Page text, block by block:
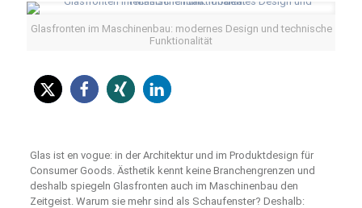
Glasfronten im Maschinenbau: modernes Design und technische
Funktionalität
Glas ist en vogue: in der Architektur und im Produktdesign für
Consumer Goods. Ästhetik kennt keine Branchengrenzen und
deshalb spiegeln Glasfronten auch im Maschinenbau den
Zeitgeist. Warum sie mehr sind als Schaufenster? Deshalb: